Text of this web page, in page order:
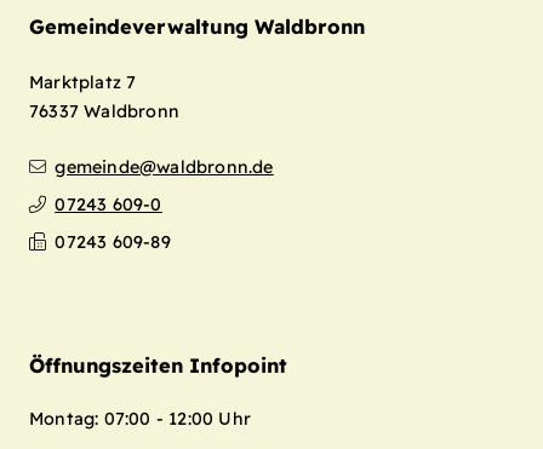
Gemeindeverwaltung Waldbronn
Marktplatz 7
76337 Waldbronn
gemeinde@waldbronn.de
07243 609-0
07243 609-89
Öffnungszeiten Infopoint
Montag: 07:00 - 12:00 Uhr